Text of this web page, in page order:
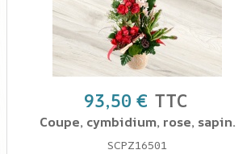
93,50 € TTC
Coupe, cymbidium, rose, sapin.
SCPZ16501